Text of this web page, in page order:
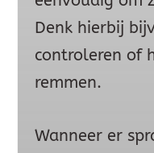
Denk hierbij
controleren of
remmen.
Wanneer er